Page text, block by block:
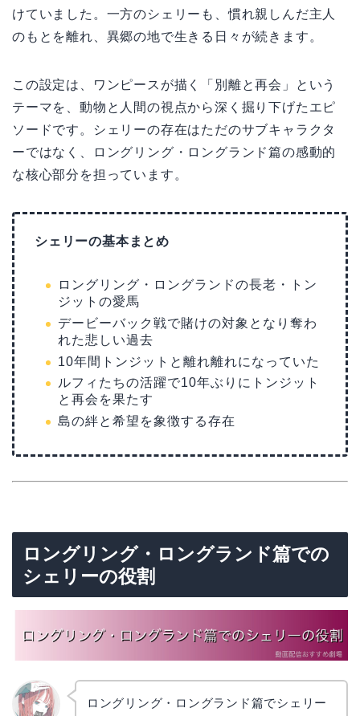
けていました。一方のシェリーも、慣れ親しんだ主人
のもとを離れ、異郷の地で生きる日々が続きます。
この設定は、ワンピースが描く「別離と再会」という
テーマを、動物と人間の視点から深く掘り下げたエピ
ソードです。シェリーの存在はただのサブキャラクタ
ーではなく、ロングリング・ロングランド篇の感動的
な核心部分を担っています。
シェリーの基本まとめ
ロングリング・ロングランドの長老・トン
ジットの愛馬
デービーバック戦で賭けの対象となり奪わ
れた悲しい過去
10年間トンジットと離れ離れになっていた
ルフィたちの活躍で10年ぶりにトンジット
と再会を果たす
島の絆と希望を象徴する存在
ロングリング・ロングランド篇での
シェリーの役割
ロングリング・ロングランド篇でシェリー